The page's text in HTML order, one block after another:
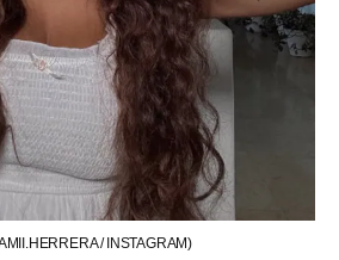
/ INSTAGRAM)